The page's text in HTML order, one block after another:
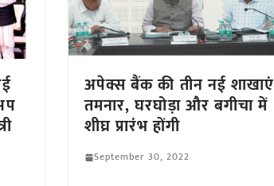
अपेक्स बैंक की तीन नई शाखाएं
तमनार, घरघोड़ा और बगीचा में
शीघ्र प्रारंभ होंगी
September 30, 2022